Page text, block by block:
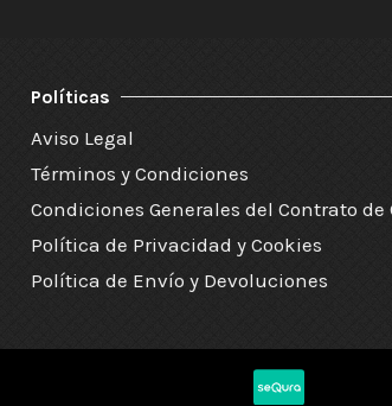
Políticas
Aviso Legal
Términos y Condiciones
Condiciones Generales del Contrato de
Política de Privacidad y Cookies
Política de Envío y Devoluciones